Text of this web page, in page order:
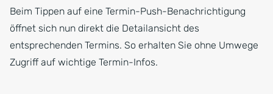
Beim Tippen auf eine Termin-Push-Benachrichtigung
öffnet sich nun direkt die Detailansicht des
entsprechenden Termins. So erhalten Sie ohne Umwege
Zugriff auf wichtige Termin-Infos.